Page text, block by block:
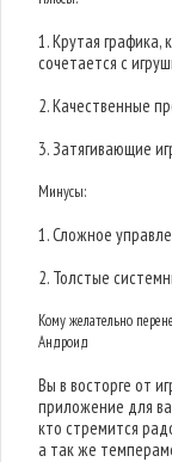
1. Крутая графика,
сочетается с
2. Качественные
3. Затягивающие
Минусы:
1. Сложное
2. Толстые
Кому желательно
Андроид
Вы в восторге от
приложение для
кто стремится
а так же